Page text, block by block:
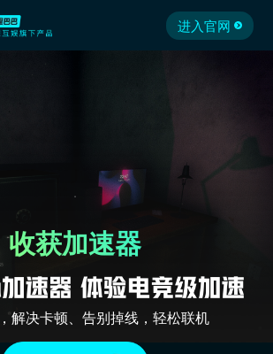
进入官网
收获加速器
解决卡顿、告别掉线，轻松联机